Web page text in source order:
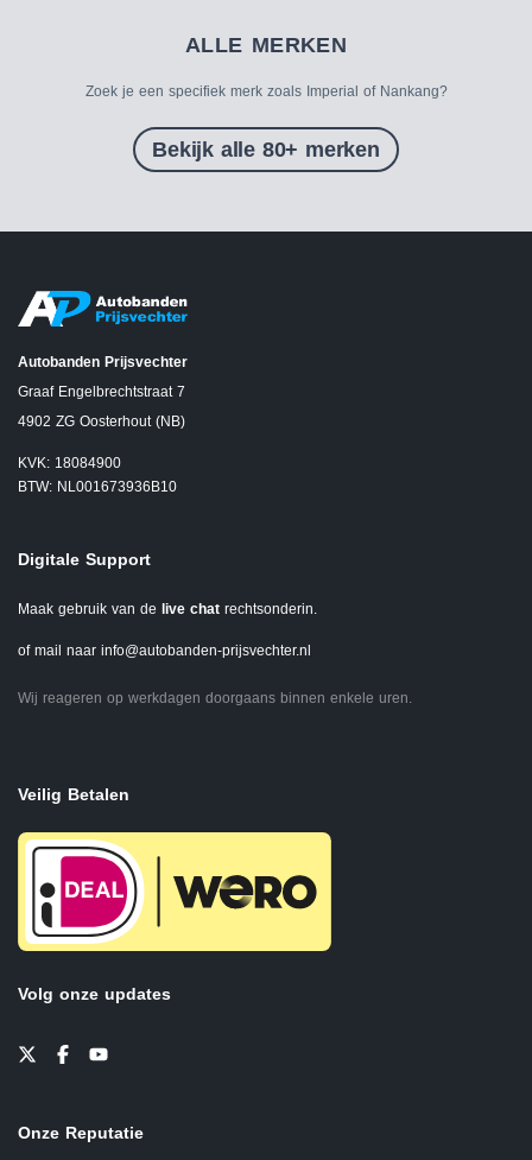
ALLE MERKEN
Zoek je een specifiek merk zoals Imperial of Nankang?
Bekijk alle 80+ merken
Autobanden Prijsvechter
Graaf Engelbrechtstraat 7
4902 ZG Oosterhout (NB)
KVK: 18084900
BTW: NL001673936B10
Digitale Support
Maak gebruik van de live chat rechtsonderin.
of mail naar info@autobanden-prijsvechter.nl
Wij reageren op werkdagen doorgaans binnen enkele uren.
Veilig Betalen
Volg onze updates
Onze Reputatie